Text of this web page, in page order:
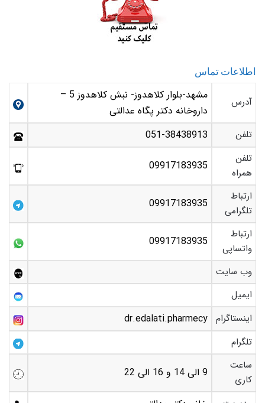
اطلاعات تماس
آدرس
مشهد-بلوار کلاهدوز- نبش کلاهدوز 5 –
داروخانه دکتر پگاه عدالتی
تلفن 051-38438913
تلفن
همراه
09917183935
ارتباط
تلگرامی
09917183935
ارتباط
واتساپی
09917183935
وب سایت
ایمیل
اینستاگرام dr.edalati.pharmecy
تلگرام
ساعت
کاری
9 الی 14 و 16 الی 22